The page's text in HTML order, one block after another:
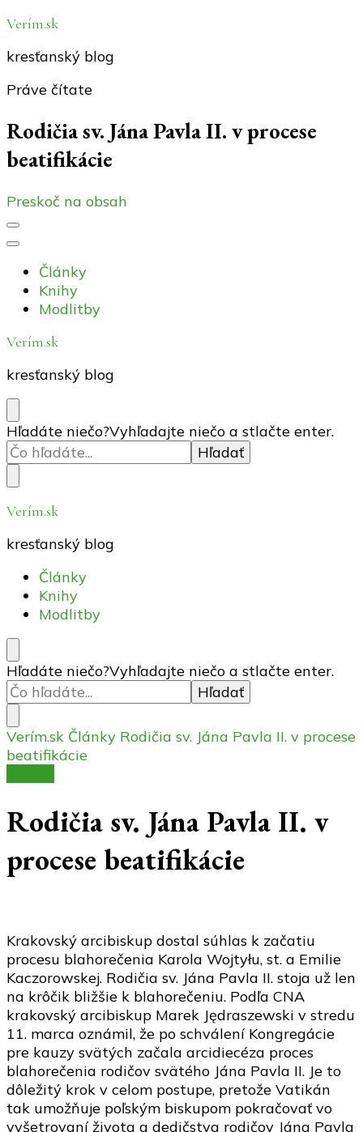
Verím.sk
kresťanský blog
Práve čítate
Rodičia sv. Jána Pavla II. v procese
beatifikácie
Preskoč na obsah
Články
Knihy
Modlitby
Verím.sk
kresťanský blog
Hľadáte niečo?Vyhľadajte niečo a stlačte enter.
Verím.sk
kresťanský blog
Články
Knihy
Modlitby
Hľadáte niečo?Vyhľadajte niečo a stlačte enter.
Verím.sk Články Rodičia sv. Jána Pavla II. v procese
beatifikácie
Rodičia sv. Jána Pavla II. v
procese beatifikácie
Krakovský arcibiskup dostal súhlas k začatiu
procesu blahorečenia Karola Wojtyłu, st. a Emilie
Kaczorowskej. Rodičia sv. Jána Pavla II. stoja už len
na krôčik bližšie k blahorečeniu. Podľa CNA
krakovský arcibiskup Marek Jędraszewski v stredu
11. marca oznámil, že po schválení Kongregácie
pre kauzy svätých začala arcidiecéza proces
blahorečenia rodičov svätého Jána Pavla II. Je to
dôležitý krok v celom postupe, pretože Vatikán
tak umožňuje poľským biskupom pokračovať vo
vyšetrovaní života a dedičstva rodičov Jána Pavla